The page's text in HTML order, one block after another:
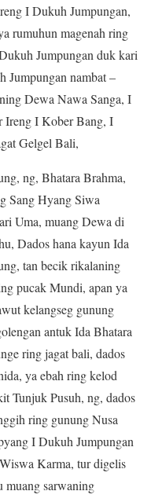
I Dukuh Jumpungan,
rumuhun magenah ring
Jumpungan duk kari
Jumpungan nambat –
Dewa Nawa Sanga, I
I Kober Bang, I
Gelgel Bali,
ng, Bhatara Brahma,
Sang Hyang Siwa
Uma, muang Dewa di
Dados hana kayun Ida
tan becik rikalaning
pucak Mundi, apan ya
kelangseg gunung
antuk Ida Bhatara
ring jagat bali, dados
ya ebah ring kelod
Tunjuk Pusuh, ng, dados
ring gunung Nusa
I Dukuh Jumpungan
Karma, tur digelis
muang sarwaning